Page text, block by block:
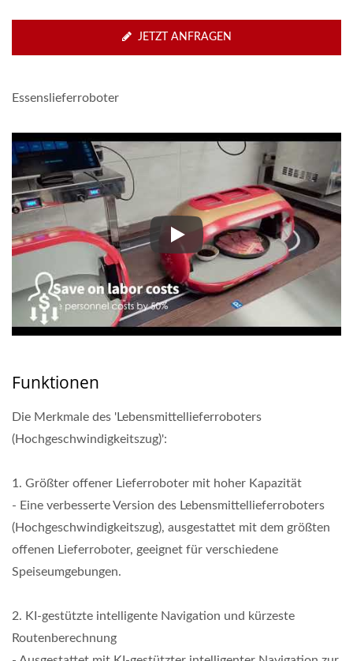
JETZT ANFRAGEN
Essenslieferroboter
Essenslieferroboter
Funktionen
Die Merkmale des 'Lebensmittellieferroboters
(Hochgeschwindigkeitszug)':
1. Größter offener Lieferroboter mit hoher Kapazität
- Eine verbesserte Version des Lebensmittellieferroboters
(Hochgeschwindigkeitszug), ausgestattet mit dem größten
offenen Lieferroboter, geeignet für verschiedene
Speiseumgebungen.
2. KI-gestützte intelligente Navigation und kürzeste
Routenberechnung